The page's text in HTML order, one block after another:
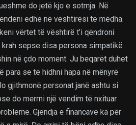
do jetë kjo e sotmja. Në
edhe në vështirësi të mëdha.
vërtet të vështirë t’i qëndroni
sepse disa persona simpatikë
në çdo moment. Ju beqarët duhet
para se të hidhni hapa në mënyrë
gjithmonë personat janë ashtu si
do merrni një vendim të nxituar
Gjendja e financave ka për